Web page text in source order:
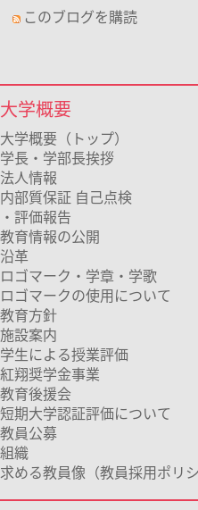
このブログを購読
大学概要
大学概要（トップ）
学長・学部長挨拶
法人情報
内部質保証 自己点検
・評価報告
教育情報の公開
沿革
ロゴマーク・学章・学歌
ロゴマークの使用について
教育方針
施設案内
学生による授業評価
紅翔奨学金事業
教育後援会
短期大学認証評価について
教員公募
組織
求める教員像（教員採用ポリ